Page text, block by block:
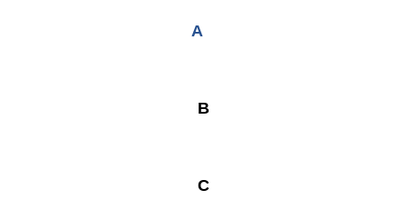
A
B
C